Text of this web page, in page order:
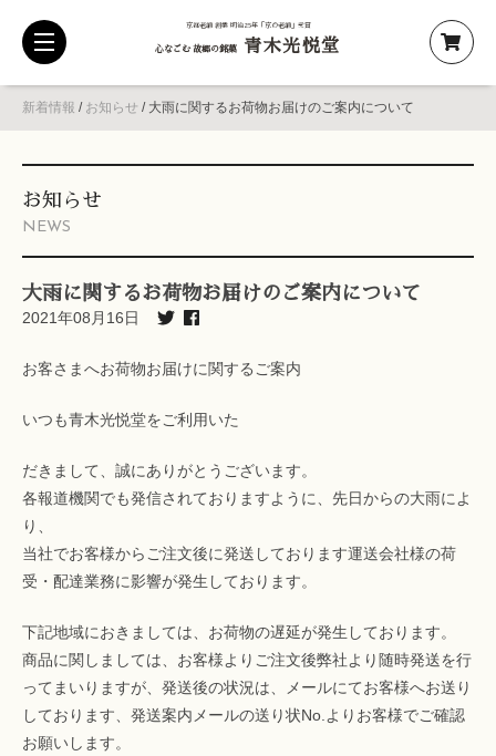
京都老舗 創業 明治25年「京の老舗」受賞
心なごむ 故郷の銘菓 青木光悦堂
toggle
navigation
新着情報 / お知らせ / 大雨に関するお荷物お届けのご案内について
お知らせ
NEWS
大雨に関するお荷物お届けのご案内について
2021年08月16日
お客さまへお荷物お届けに関するご案内
いつも青木光悦堂をご利用いた
だきまして、誠にありがとうございます。
各報道機関でも発信されておりますように、先日からの大雨によ
り、
当社でお客様からご注文後に発送しております運送会社様の荷
受・配達業務に影響が発生しております。
下記地域におきましては、お荷物の遅延が発生しております。
商品に関しましては、お客様よりご注文後弊社より随時発送を行
ってまいりますが、発送後の状況は、メールにてお客様へお送り
しております、発送案内メールの送り状No.よりお客様でご確認
お願いします。